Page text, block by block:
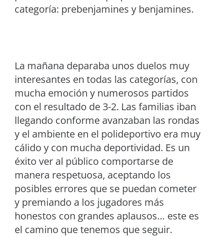
categoría: prebenjamines y benjamines.
La mañana deparaba unos duelos muy
interesantes en todas las categorías, con
mucha emoción y numerosos partidos
con el resultado de 3-2. Las familias iban
llegando conforme avanzaban las rondas
y el ambiente en el polideportivo era muy
cálido y con mucha deportividad. Es un
éxito ver al público comportarse de
manera respetuosa, aceptando los
posibles errores que se puedan cometer
y premiando a los jugadores más
honestos con grandes aplausos… este es
el camino que tenemos que seguir.